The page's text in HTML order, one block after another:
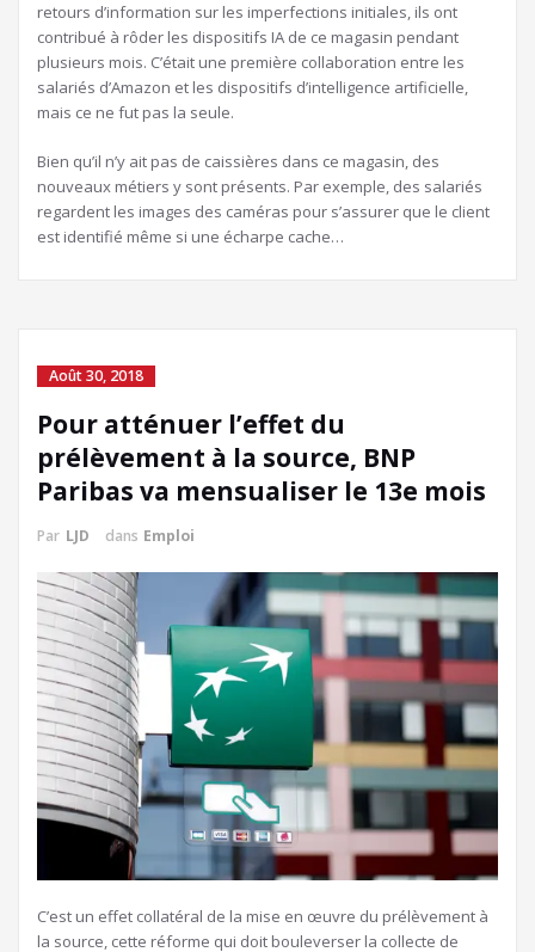
retours d’information sur les imperfections initiales, ils ont
contribué à rôder les dispositifs IA de ce magasin pendant
plusieurs mois. C’était une première collaboration entre les
salariés d’Amazon et les dispositifs d’intelligence artificielle,
mais ce ne fut pas la seule.
Bien qu’il n’y ait pas de caissières dans ce magasin, des
nouveaux métiers y sont présents. Par exemple, des salariés
regardent les images des caméras pour s’assurer que le client
est identifié même si une écharpe cache…
Août 30, 2018
Pour atténuer l’effet du
prélèvement à la source, BNP
Paribas va mensualiser le 13e mois
Par LJD dans Emploi
C’est un effet collatéral de la mise en œuvre du prélèvement à
la source, cette réforme qui doit bouleverser la collecte de